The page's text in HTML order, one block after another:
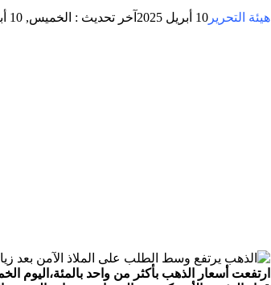
هيئة التحرير 10 أبريل 2025 آخر تحديث : الخميس, 10 أبريل, 2025 - 9:56 صباحًا
ارتفعت أسعار الذهب بأكثر من واحد بالمئة،اليوم